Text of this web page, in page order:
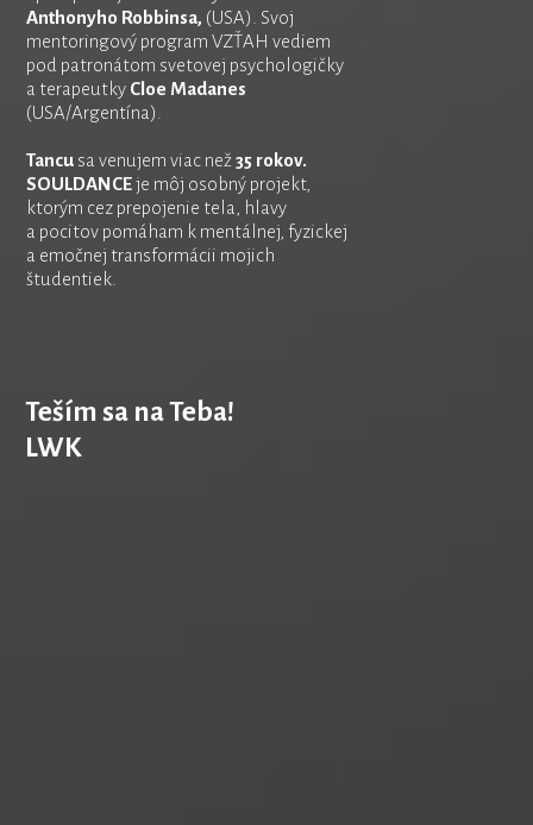
Anthonyho Robbinsa, (USA). Svoj
mentoringový program VZŤAH vediem
pod patronátom svetovej psychologičky
a terapeutky Cloe Madanes
(USA/Argentína).
Tancusa venujem viac než35 rokov.
SOULDANCEje môj osobný projekt,
ktorým cez prepojenie tela, hlavy
a pocitov pomáham k mentálnej, fyzickej
a emočnej transformácii mojich
študentiek.
Teším sa na Teba!
LWK